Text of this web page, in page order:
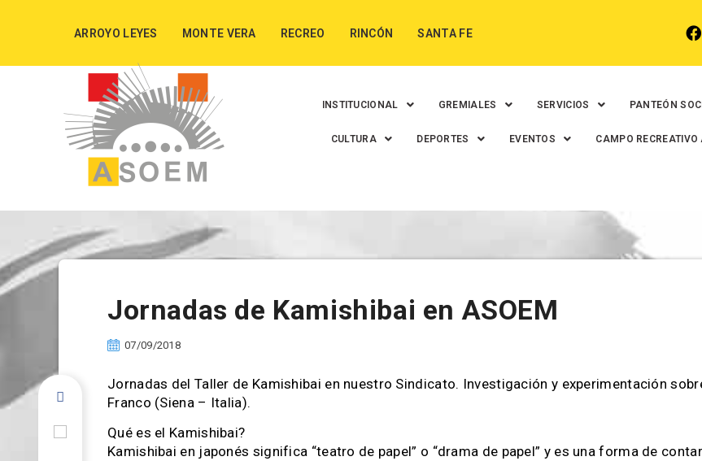
ARROYO LEYES MONTE VERA RECREO RINCÓN SANTA FE
INSTITUCIONAL GREMIALES SERVICIOS PANTEÓN
CULTURA DEPORTES EVENTOS CAMPO RECREATIVO
Jornadas de Kamishibai en ASOEM
07/09/2018
Jornadas del Taller de Kamishibai en nuestro Sindicato. Investigación y experimentación
Franco (Siena – Italia).
Qué es el Kamishibai?
Kamishibai en japonés significa “teatro de papel” o “drama de papel” y es una forma de